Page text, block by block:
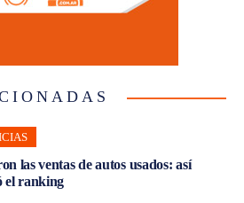
las ventas de autos usados: así
el ranking